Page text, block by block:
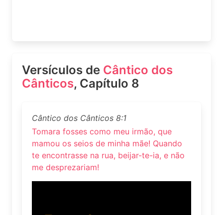
Versículos de Cântico dos
Cânticos, Capítulo 8
Cântico dos Cânticos 8:1
Tomara fosses como meu irmão, que
mamou os seios de minha mãe! Quando
te encontrasse na rua, beijar-te-ia, e não
me desprezariam!